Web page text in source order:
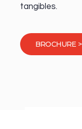
tangibles.
BROCHURE >